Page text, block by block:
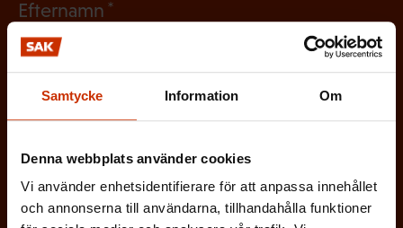
Samtycke Information Om
Denna webbplats använder cookies
Vi använder enhetsidentifierare för att anpassa innehållet
och annonserna till användarna, tillhandahålla funktioner
l
g
o
r
Efternamn
b
i
g
a
t
E-postadress
O
i
Vilken eller vilka av dessa beskriver dig
bäst?